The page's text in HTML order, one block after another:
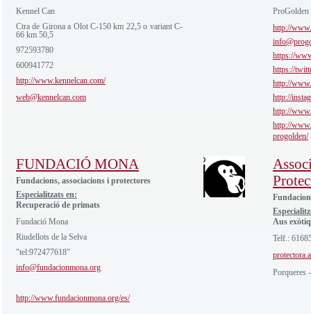
Kennel Can
Ctra de Girona a Olot C-150 km 22,5 o variant C-
66 km 50,5
972593780
600941772
http://www.kennelcan.com/
web@kennelcan.com
ProGolden
http://
https://
https://
http://
http://
http://
http://
progolden/
FUNDACIÓ MONA
Fundacions, associacions i protectores
Especialitzats en:
Recuperació de primats
Fundació Mona
Riudellots de la Selva
"tel:972477618"
info@fundacionmona.org
http://www.fundacionmona.org/es/
Aus
Telf.:
Porqueres